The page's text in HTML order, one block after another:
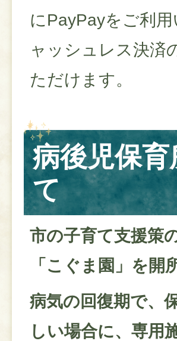
にPayPayをご利
ャッシュレス決済
ただけます。
病後児保
て
市の子育て支援策
「こぐま園」を開
病気の回復期で、
しい場合に、専用